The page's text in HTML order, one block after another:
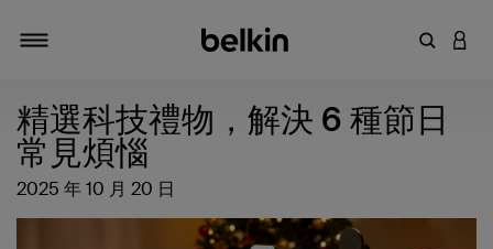
輸入關鍵
登入
精選科技禮物，解決 6 種節日
常見煩惱
2025 年 10 月 20 日